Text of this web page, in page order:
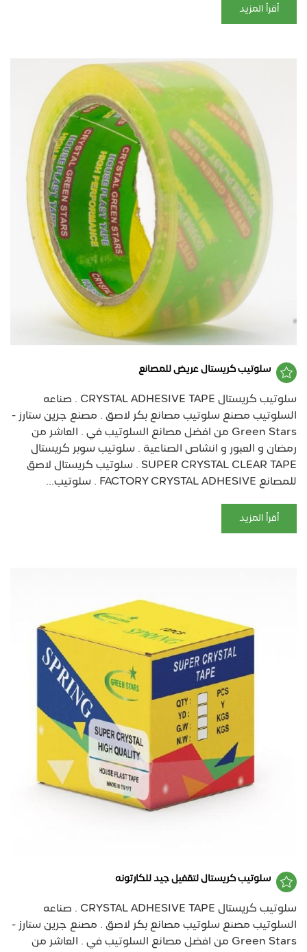
أقرأ المزيد
سلوتيب كريستال عريض للمصانع
سلوتيب كريستال CRYSTAL ADHESIVE TAPE . صناعه
السلوتيب مصنع سلوتيب مصانع بكر لاصق . مصنع جرين ستارز -
Green Stars من افضل مصانع السلوتيب في . العاشر من
رمضان و العبور و انشاص الصناعية . سلوتيب سوبر كريستال
SUPER CRYSTAL CLEAR TAPE . سلوتيب كريستال لاصق
للمصانع FACTORY CRYSTAL ADHESIVE . سلوتيب...
أقرأ المزيد
سلوتيب كريستال لتقفيل جيد للكارتونه
سلوتيب كريستال CRYSTAL ADHESIVE TAPE . صناعه
السلوتيب مصنع سلوتيب مصانع بكر لاصق . مصنع جرين ستارز -
Green Stars من افضل مصانع السلوتيب في . العاشر من